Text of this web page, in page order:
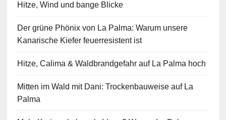
Hitze, Wind und bange Blicke
Der grüne Phönix von La Palma: Warum unsere
Kanarische Kiefer feuerresistent ist
Hitze, Calima & Waldbrandgefahr auf La Palma hoch
Mitten im Wald mit Dani: Trockenbauweise auf La
Palma